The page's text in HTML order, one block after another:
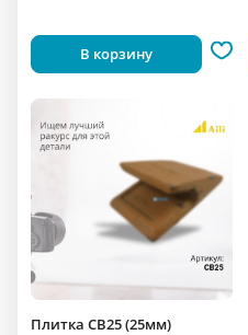
В корзину
Плитка CB25 (25мм)